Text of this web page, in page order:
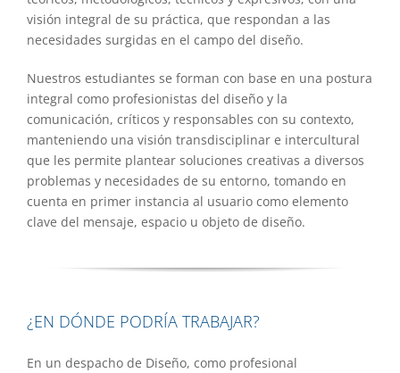
visión integral de su práctica, que respondan a las
necesidades surgidas en el campo del diseño.
Nuestros estudiantes se forman con base en una postura
integral como profesionistas del diseño y la
comunicación, críticos y responsables con su contexto,
manteniendo una visión transdisciplinar e intercultural
que les permite plantear soluciones creativas a diversos
problemas y necesidades de su entorno, tomando en
cuenta en primer instancia al usuario como elemento
clave del mensaje, espacio u objeto de diseño.
¿EN DÓNDE PODRÍA TRABAJAR?
En un despacho de Diseño, como profesional